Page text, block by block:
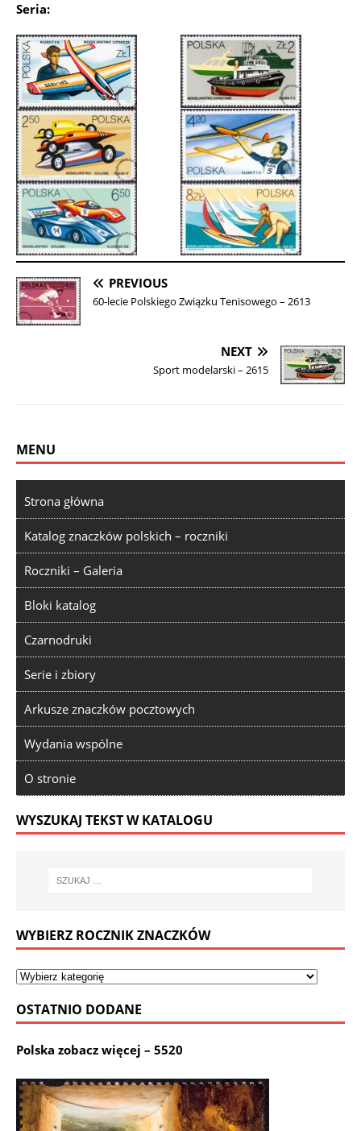
Seria:
PREVIOUS
60-lecie Polskiego Związku Tenisowego – 2613
NEXT
Sport modelarski – 2615
MENU
Strona główna
Katalog znaczków polskich – roczniki
Roczniki – Galeria
Bloki katalog
Czarnodruki
Serie i zbiory
Arkusze znaczków pocztowych
Wydania wspólne
O stronie
WYSZUKAJ TEKST W KATALOGU
WYBIERZ ROCZNIK ZNACZKÓW
OSTATNIO DODANE
Polska zobacz więcej – 5520